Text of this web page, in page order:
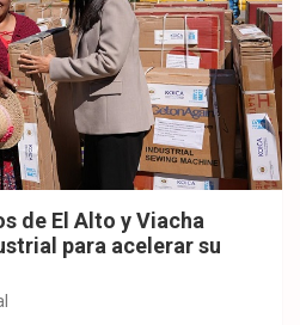
de El Alto y Viacha
para acelerar su